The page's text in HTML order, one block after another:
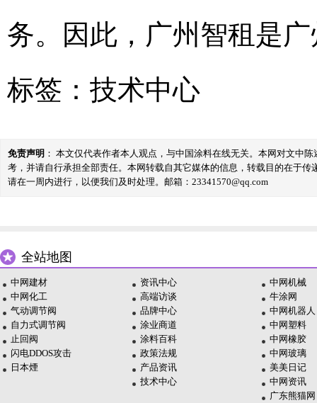
务。因此，广州智租是
标签： 技术中心
免责声明 ： 本文仅代表作者本人观点，与中国涂料在线无关。本网对文中
考，并请自行承担全部责任。本网转载自其它媒体的信息，转载目的在于
请在一周内进行，以便我们及时处理。邮箱：23341570@qq.com
全站地图
中网建材
中网化工
气动调节阀
自力式调节阀
止回阀
闪电DDOS攻击
日本煙
资讯中心
高端访谈
品牌中心
涂业商道
涂料百科
政策法规
产品资讯
技术中心
中网机械
牛涂网
中网机器人
中网塑料
中网橡胶
中网玻璃
美美日记
中网资讯
广东熊猫网